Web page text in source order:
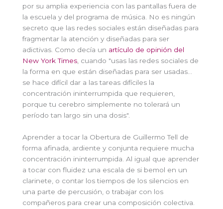
por su amplia experiencia con las pantallas fuera de
la escuela y del programa de música. No es ningún
secreto que las redes sociales están diseñadas para
fragmentar la atención y diseñadas para ser
adictivas. Como decía un artículo de opinión del
New York Times, cuando "usas las redes sociales de
la forma en que están diseñadas para ser usadas...
se hace difícil dar a las tareas difíciles la
concentración ininterrumpida que requieren,
porque tu cerebro simplemente no tolerará un
período tan largo sin una dosis".
Aprender a tocar la Obertura de Guillermo Tell de
forma afinada, ardiente y conjunta requiere mucha
concentración ininterrumpida. Al igual que aprender
a tocar con fluidez una escala de si bemol en un
clarinete, o contar los tiempos de los silencios en
una parte de percusión, o trabajar con los
compañeros para crear una composición colectiva.